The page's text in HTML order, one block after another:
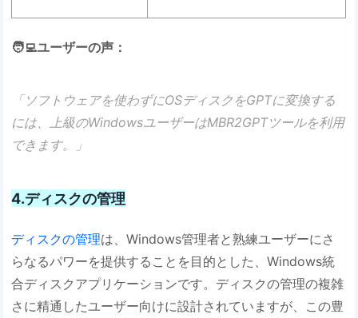
🧑‍💻ユーザーの声：
「ソフトウェアを使わずにOSディスクをGPTに変換する
には、上級のWindowsユーザーはMBR2GPTツールを利用
できます。」
4.ディスクの管理
ディスクの管理は、Windows管理者と熟練ユーザーにさ
らなるパワーを提供することを目的とした、Windows統
合ディスクアプリケーションです。ディスクの管理の複雑
さに精通したユーザー向けに設計されていますが、この豊